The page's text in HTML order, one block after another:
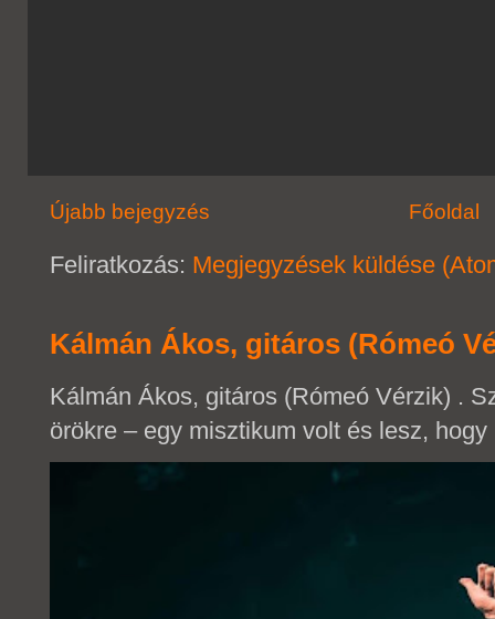
Újabb bejegyzés Főoldal
Feliratkozás: Megjegyzések küldése
Kálmán Ákos, gitáros (Rómeó
Kálmán Ákos, gitáros (Rómeó Vérzik) .
örökre – egy misztikum volt és lesz,